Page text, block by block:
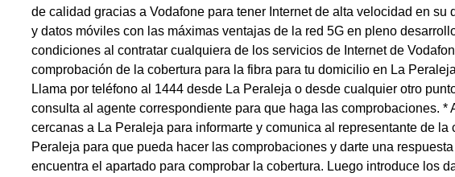
de calidad gracias a Vodafone para tener Internet de alta velocidad en
y datos móviles con las máximas ventajas de la red 5G en pleno
condiciones al contratar cualquiera de los servicios de Internet de
comprobación de la cobertura para la fibra para tu domicilio en La
Llama por teléfono al 1444 desde La Peraleja o desde cualquier otro
consulta al agente correspondiente para que haga las comprobaciones.
cercanas a La Peraleja para informarte y comunica al representante de
Peraleja para que pueda hacer las comprobaciones y darte una
encuentra el apartado para comprobar la cobertura. Luego introduce los